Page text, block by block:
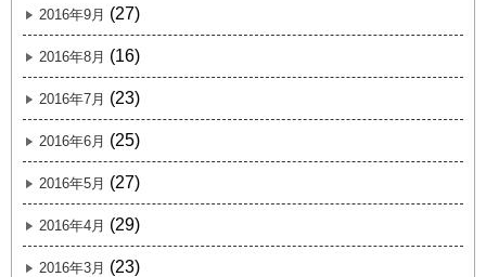
2016年9月 (27)
2016年8月 (16)
2016年7月 (23)
2016年6月 (25)
2016年5月 (27)
2016年4月 (29)
2016年3月 (23)